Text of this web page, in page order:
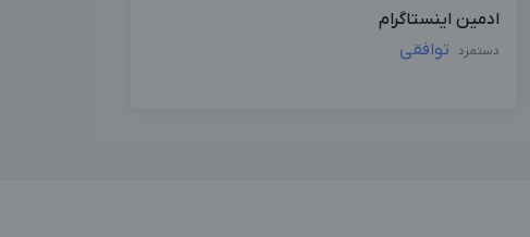
ادمین اینستاگرام
دستمزد توافقی